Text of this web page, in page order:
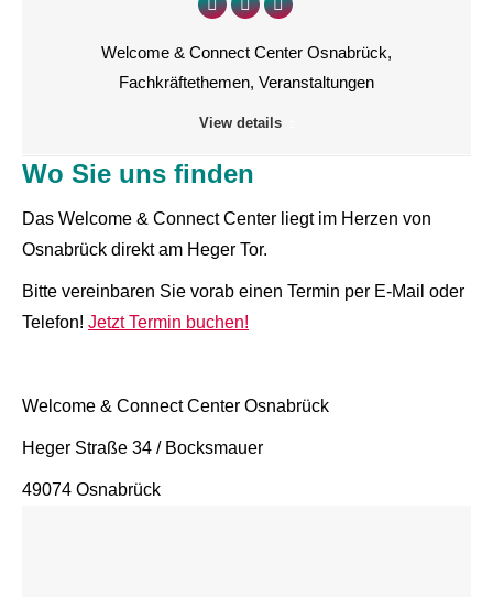
Welcome & Connect Center Osnabrück,
Fachkräftethemen, Veranstaltungen
Persönlicher
Blog
E-
mail
Linkedin
View details
Wo Sie uns finden
Das Welcome & Connect Center liegt im Herzen von
Osnabrück direkt am Heger Tor.
Bitte vereinbaren Sie vorab einen Termin per E-Mail oder
Telefon! Jetzt Termin buchen!
Welcome & Connect Center Osnabrück
Heger Straße 34 / Bocksmauer
49074 Osnabrück